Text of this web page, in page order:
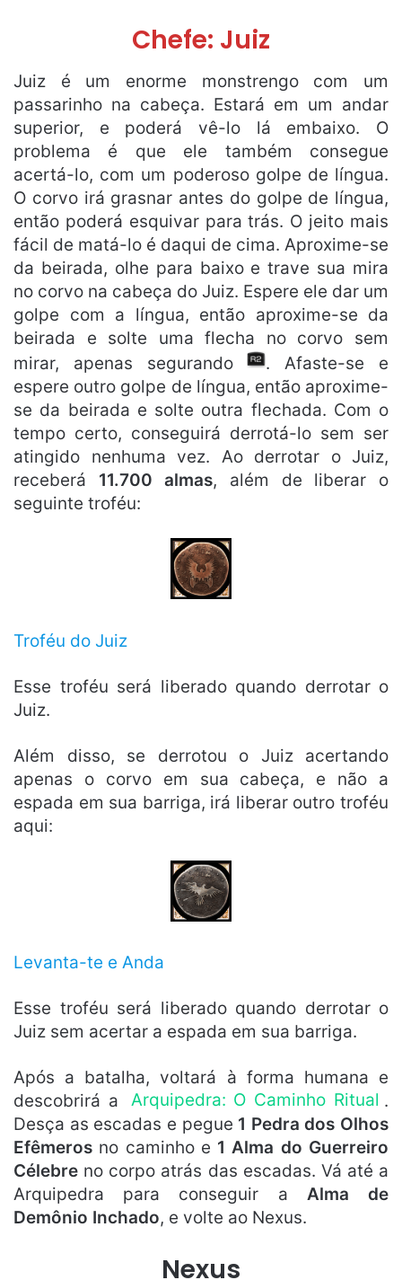
Chefe: Juiz
Juiz é um enorme monstrengo com um
passarinho na cabeça. Estará em um andar
superior, e poderá vê-lo lá embaixo. O
problema é que ele também consegue
acertá-lo, com um poderoso golpe de língua.
O corvo irá grasnar antes do golpe de língua,
então poderá esquivar para trás. O jeito mais
fácil de matá-lo é daqui de cima. Aproxime-se
da beirada, olhe para baixo e trave sua mira
no corvo na cabeça do Juiz. Espere ele dar um
golpe com a língua, então aproxime-se da
beirada e solte uma flecha no corvo sem
mirar, apenas segurando
. Afaste-se e
espere outro golpe de língua, então aproxime-
se da beirada e solte outra flechada. Com o
tempo certo, conseguirá derrotá-lo sem ser
atingido nenhuma vez. Ao derrotar o Juiz,
receberá 11.700 almas, além de liberar o
seguinte troféu:
Troféu do Juiz
Esse troféu será liberado quando derrotar o
Juiz.
Além disso, se derrotou o Juiz acertando
apenas o corvo em sua cabeça, e não a
espada em sua barriga, irá liberar outro troféu
aqui:
Levanta-te e Anda
Esse troféu será liberado quando derrotar o
Juiz sem acertar a espada em sua barriga.
Após a batalha, voltará à forma humana e
descobrirá a
Arquipedra: O Caminho Ritual .
Desça as escadas e pegue 1 Pedra dos Olhos
Efêmeros no caminho e 1 Alma do Guerreiro
Célebre no corpo atrás das escadas. Vá até a
Arquipedra para conseguir a Alma de
Demônio Inchado, e volte ao Nexus.
Nexus